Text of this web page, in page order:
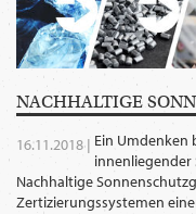
NACH­HAL­TIGE
16.11.2018 | Ein Umdenken
innenliegender
Nachhaltige
Zertizierungssystemen